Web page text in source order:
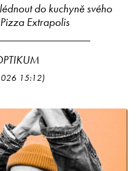
do kuchyně svého
Extrapolis
15:12)